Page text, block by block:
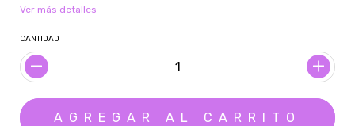
Ver más detalles
CANTIDAD